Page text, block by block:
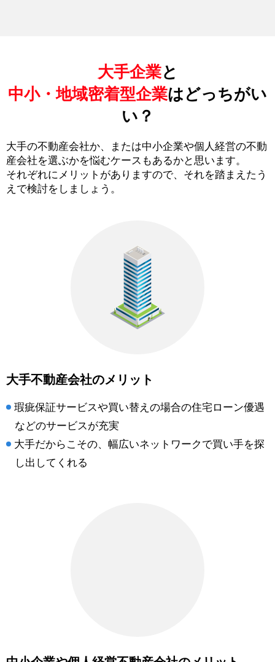
大手企業と
中小・地域密着型企業はどっちがい
い？
大手の不動産会社か、または中小企業や個人経営の不動
産会社を選ぶかを悩むケースもあるかと思います。
それぞれにメリットがありますので、それを踏まえたう
えで検討をしましょう。
大手不動産会社のメリット
瑕疵保証サービスや買い替えの場合の住宅ローン優遇
などのサービスが充実
大手だからこその、幅広いネットワークで買い手を探
し出してくれる